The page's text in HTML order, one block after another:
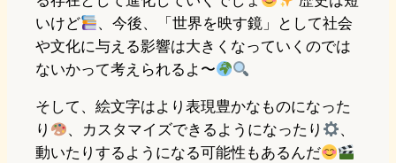
いけど
、今後、「世界を映す鏡」として社会
や文化に与える影響は大きくなっていくのでは
ないかって考えられるよ〜
そして、絵文字はより表現豊かなものになった
り
、カスタマイズできるようになったり
、
動いたりするようになる可能性もあるんだ